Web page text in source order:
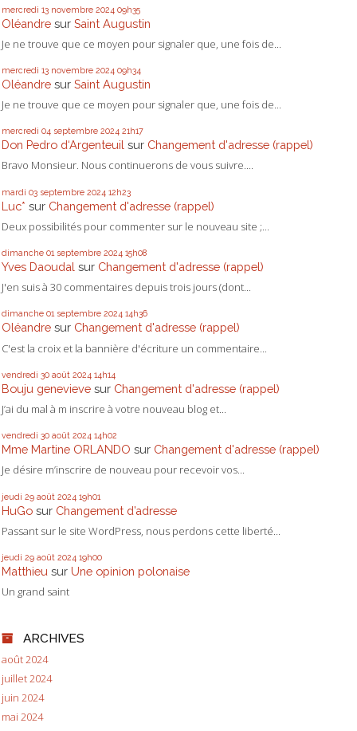
mercredi 13 novembre 2024 09h35
Oléandre sur Saint Augustin
Je ne trouve que ce moyen pour signaler que, une fois de...
mercredi 13 novembre 2024 09h34
Oléandre sur Saint Augustin
Je ne trouve que ce moyen pour signaler que, une fois de...
mercredi 04 septembre 2024 21h17
Don Pedro d‘Argenteuil sur Changement d'adresse (rappel)
Bravo Monsieur. Nous continuerons de vous suivre....
mardi 03 septembre 2024 12h23
Luc* sur Changement d'adresse (rappel)
Deux possibilités pour commenter sur le nouveau site ;...
dimanche 01 septembre 2024 15h08
Yves Daoudal sur Changement d'adresse (rappel)
J'en suis à 30 commentaires depuis trois jours (dont...
dimanche 01 septembre 2024 14h36
Oléandre sur Changement d'adresse (rappel)
C'est la croix et la bannière d'écriture un commentaire...
vendredi 30 août 2024 14h14
Bouju genevieve sur Changement d'adresse (rappel)
J’ai du mal à m inscrire à votre nouveau blog et...
vendredi 30 août 2024 14h02
Mme Martine ORLANDO sur Changement d'adresse (rappel)
Je désire m’inscrire de nouveau pour recevoir vos...
jeudi 29 août 2024 19h01
HuGo sur Changement d’adresse
Passant sur le site WordPress, nous perdons cette liberté...
jeudi 29 août 2024 19h00
Matthieu sur Une opinion polonaise
Un grand saint
ARCHIVES
août 2024
juillet 2024
juin 2024
mai 2024